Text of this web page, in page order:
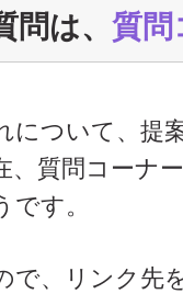
問は、 質
について、提
、質問コーナ
です。
で、リンク先